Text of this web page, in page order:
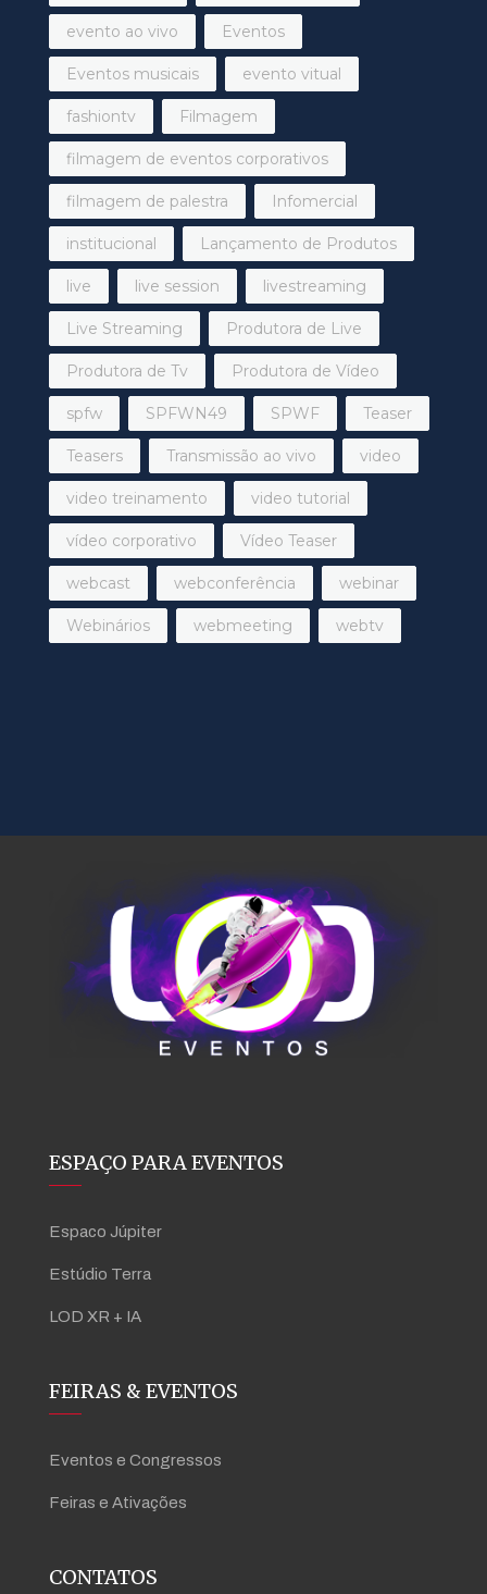
evento ao vivo Eventos
Eventos musicais evento vitual
fashiontv Filmagem
filmagem de eventos corporativos
filmagem de palestra Infomercial
institucional Lançamento de Produtos
live live session livestreaming
Live Streaming Produtora de Live
Produtora de Tv Produtora de Vídeo
spfw SPFWN49 SPWF Teaser
Teasers Transmissão ao vivo video
video treinamento video tutorial
vídeo corporativo Vídeo Teaser
webcast webconferência webinar
Webinários webmeeting webtv
ESPAÇO PARA EVENTOS
Espaco Júpiter
Estúdio Terra
LOD XR + IA
FEIRAS & EVENTOS
Eventos e Congressos
Feiras e Ativações
CONTATOS